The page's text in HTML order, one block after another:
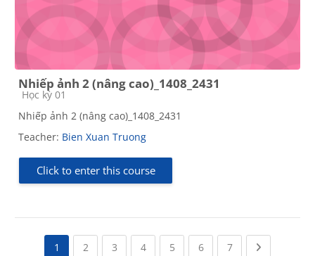
Nhiếp ảnh 2 (nâng cao)_1408_2431
Course category
Học kỳ 01
Nhiếp ảnh 2 (nâng cao)_1408_2431
Teacher: Bien Xuan Truong
Click to enter this course
1 2(current)
3(current)
4(current)
5(current)
6(current)
7(current)